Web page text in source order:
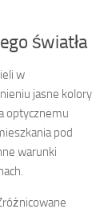
światła
w
jasne kolory
optycznemu
pod
warunki